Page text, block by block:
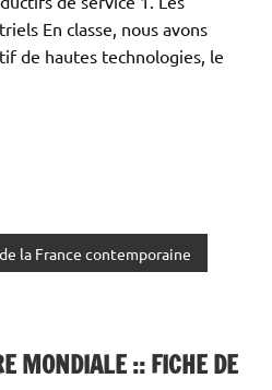
En classe, nous avons
de hautes technologies, le
la France contemporaine
MONDIALE :: FICHE DE